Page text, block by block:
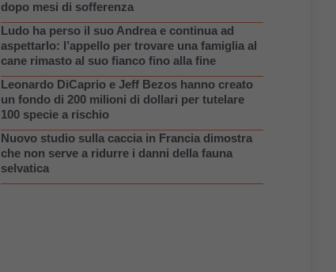
dopo mesi di sofferenza
Ludo ha perso il suo Andrea e continua ad
aspettarlo: l’appello per trovare una famiglia al
cane rimasto al suo fianco fino alla fine
Leonardo DiCaprio e Jeff Bezos hanno creato
un fondo di 200 milioni di dollari per tutelare
100 specie a rischio
Nuovo studio sulla caccia in Francia dimostra
che non serve a ridurre i danni della fauna
selvatica